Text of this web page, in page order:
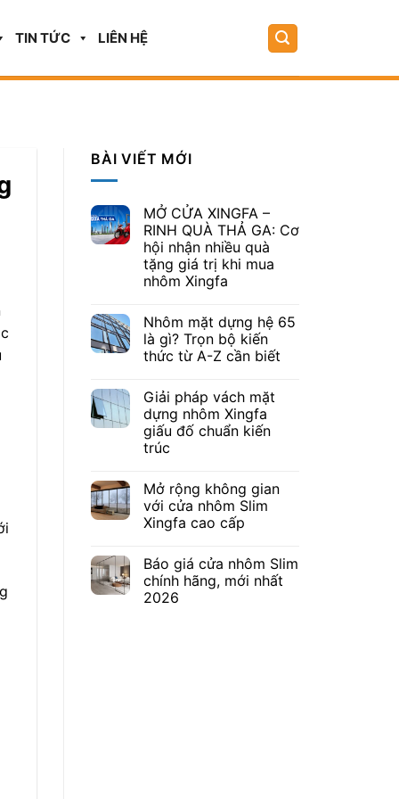
TIN TỨC LIÊN HỆ
BÀI VIẾT MỚI
MỞ CỬA XINGFA –
RINH QUÀ THẢ GA: Cơ
hội nhận nhiều quà
tặng giá trị khi mua
nhôm Xingfa
Nhôm mặt dựng hệ 65
là gì? Trọn bộ kiến
thức từ A-Z cần biết
Giải pháp vách mặt
dựng nhôm Xingfa
giấu đố chuẩn kiến
trúc
Mở rộng không gian
với cửa nhôm Slim
Xingfa cao cấp
Báo giá cửa nhôm Slim
chính hãng, mới nhất
2026